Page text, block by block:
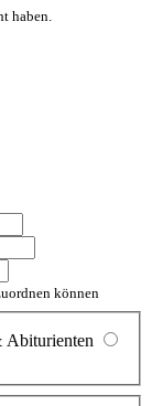
haben.
können
Abiturienten